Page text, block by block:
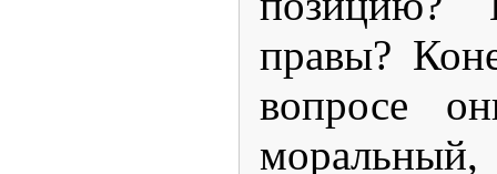
правы?
вопросе